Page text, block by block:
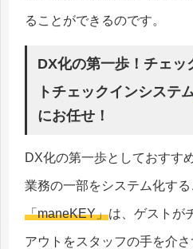
ることができるのです。
DX化の第一歩！チェッ
トチェックインシステ
にお任せ！
DX化の第一歩としておすす
業務の一部をシステム化する
「maneKEY」は、ゲストが
アウトをスタッフの手を介